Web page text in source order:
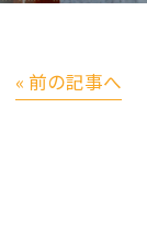
« 前の記事へ